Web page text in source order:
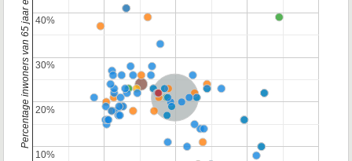
Nederland
10%
10%
20%
20%
30%
30%
40%
40%
Percentage inwoners van 65 jaar en ouder